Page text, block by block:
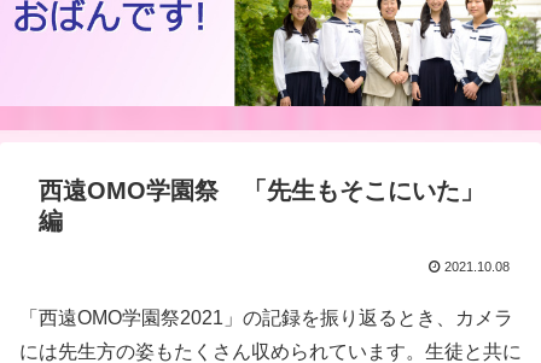
西遠OMO学園祭 「先生もそこにいた」
編
2021.10.08
「西遠OMO学園祭2021」の記録を振り返るとき、カメラ
には先生方の姿もたくさん収められています。生徒と共に